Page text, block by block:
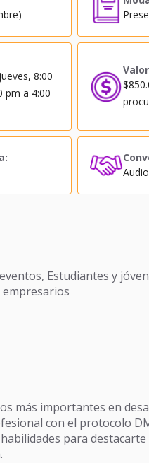
8:00
pm a 4:00
Estudiantes y
más importantes en
con el protocolo
para destacarte